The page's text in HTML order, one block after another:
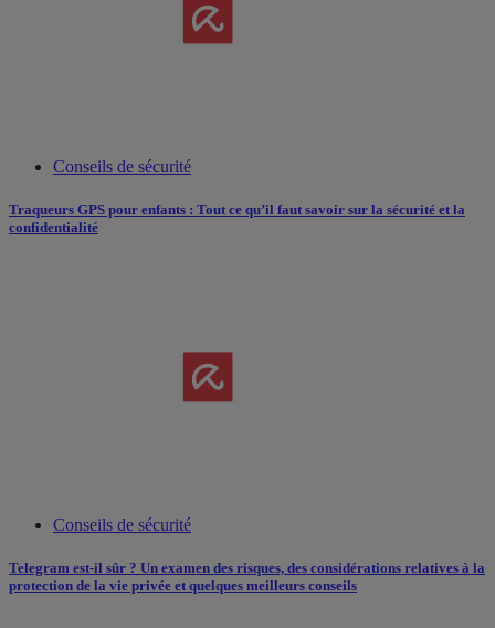
Conseils de sécurité
Traqueurs GPS pour enfants : Tout ce qu’il faut savoir sur la sécurité et la
confidentialité
Conseils de sécurité
Telegram est-il sûr ? Un examen des risques, des considérations relatives à la
protection de la vie privée et quelques meilleurs conseils